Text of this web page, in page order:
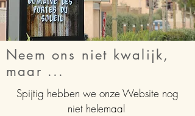
Neem ons niet kwalijk,
maar ...
Spijtig hebben we onze Website nog
niet helemaal